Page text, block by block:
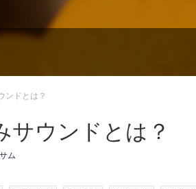
ンドとは？
サウンドとは？
ム